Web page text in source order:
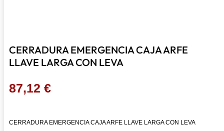
CERRADURA EMERGENCIA CAJA ARFE
LLAVE LARGA CON LEVA
87,12 €
CERRADURA EMERGENCIA CAJA ARFE LLAVE LARGA CON LEVA